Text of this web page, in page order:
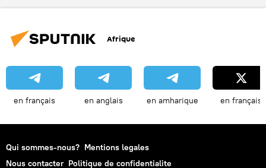
Afrique
en français en anglais en amharique en français
Qui sommes-nous? Mentions legales
Nous contacter Politique de confidentialite